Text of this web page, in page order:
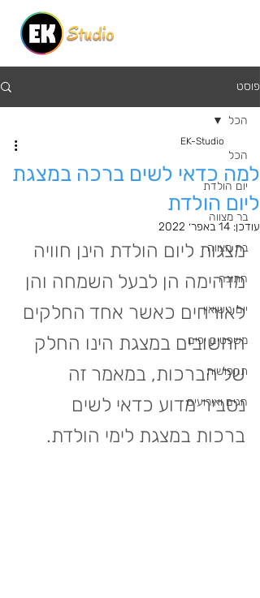
פוסט
הכל
יום הולדת
בר מצווה
בת מצווה
חתונה
יום נישואין
משפטים יפים
תחפושות
חגים ואירועים
הכל
למה כדאי לשים ברכה במצגת
ליום הולדת
EK-Studio
עודכן: 14 באפר׳ 2022
מצגות ליום הולדת הינן חוויה
מדהימה הן לבעל השמחה והן
לאורחים כאשר אחד החלקים
החשובים במצגת הינו החלק
של הברכות, במאמר זה
נסביר מדוע כדאי לשים
ברכות במצגת לימי הולדת.